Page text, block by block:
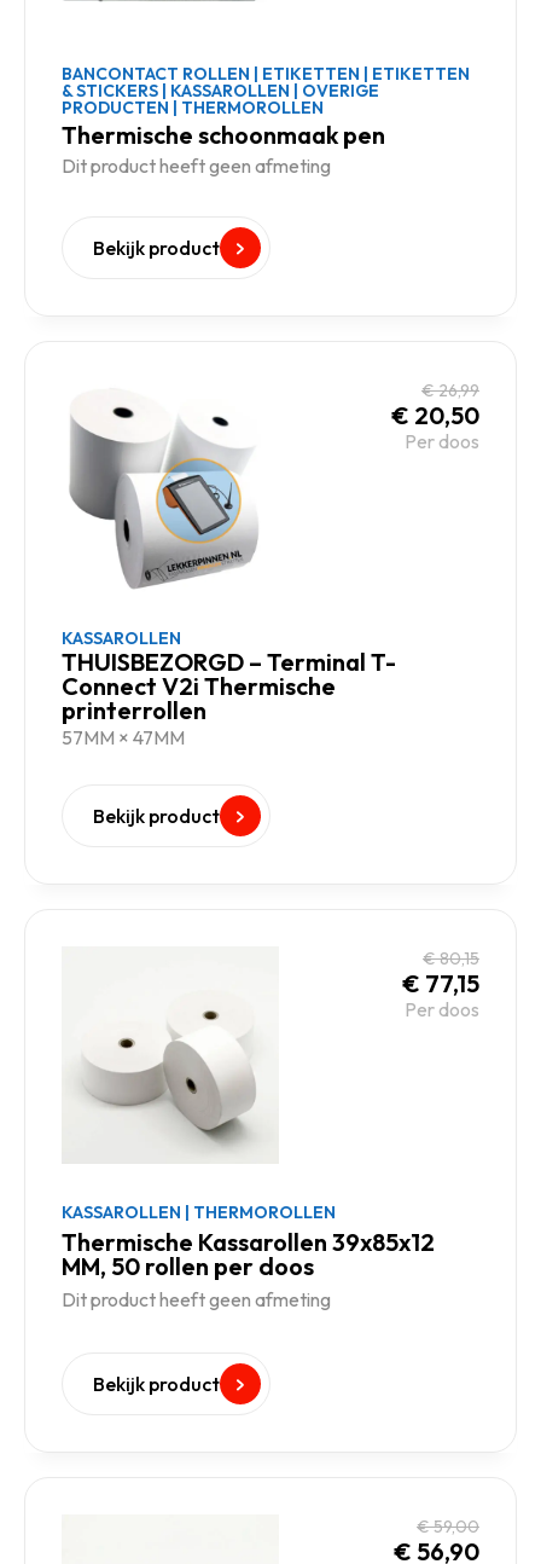
BANCONTACT ROLLEN | ETIKETTEN | ETIKETTEN
& STICKERS | KASSAROLLEN | OVERIGE
PRODUCTEN | THERMOROLLEN
Thermische schoonmaak pen
Dit product heeft geen afmeting
Bekijk product
€26,99
€ 20,50
Per doos
KASSAROLLEN
THUISBEZORGD – Terminal T-
Connect V2i Thermische
printerrollen
57MM × 47MM
Bekijk product
€80,15
€ 77,15
Per doos
KASSAROLLEN | THERMOROLLEN
Thermische Kassarollen 39x85x12
MM, 50 rollen per doos
Dit product heeft geen afmeting
Bekijk product
€59,00
€ 56,90